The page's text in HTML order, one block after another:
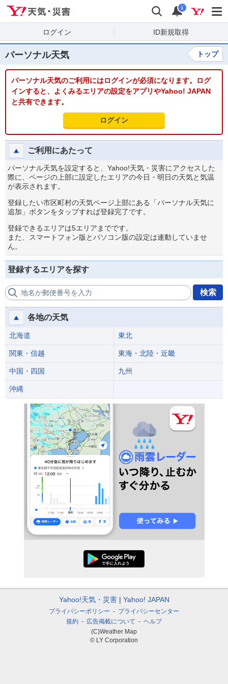
検索 通知
i
ログイン ID新規取得
パーソナル天気 トップ
パーソナル天気のご利用にはログインが必須になります。ログ
インすると、よくみるエリアの設定をアプリやYahoo! JAPAN
と共有できます。
ログイン
ご利用にあたって
パーソナル天気を設定すると、Yahoo!天気・災害にアクセスした
際に、ページの上部に設定したエリアの今日・明日の天気と気温
が表示されます。
登録したい市区町村の天気ページ上部にある「パーソナル天気に
追加」ボタンをタップすれば登録完了です。
登録できるエリアは5エリアまでです。
また、スマートフォン版とパソコン版の設定は連動していませ
ん。
登録するエリアを探す
地名か郵便番号を入力 検索
各地の天気
北海道 東北
関東・信越 東海・北陸・近畿
中国・四国 九州
沖縄
Yahoo!天気・災害 Yahoo! JAPAN
プライバシーポリシー
プライバシーセンター
規約
広告掲載について
ヘルプ
(C)Weather Map
© LY Corporation